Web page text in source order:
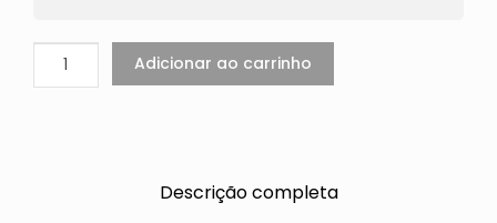
Adicionar ao carrinho
Descrição completa